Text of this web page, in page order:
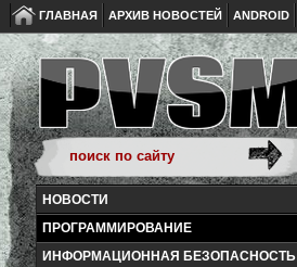
ГЛАВНАЯ АРХИВ НОВОСТЕЙ ANDROID
НОВОСТИ
ПРОГРАММИРОВАНИЕ
ИНФОРМАЦИОННАЯ БЕЗОПАСНОСТЬ